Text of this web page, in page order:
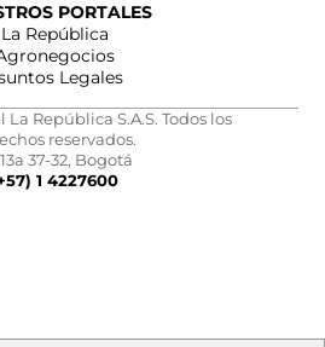
PORTALES
La República
Legales
República S.A.S. Todos los
reservados.
37-32, Bogotá
1 4227600